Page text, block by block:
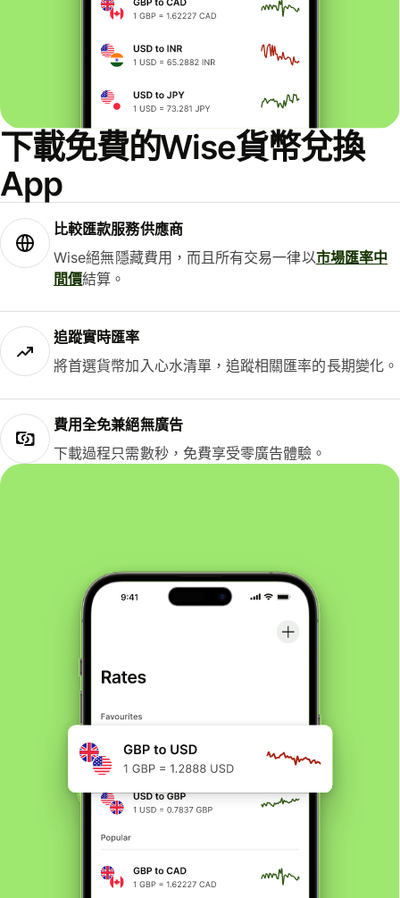
下載免費的Wise貨幣兌換
App
比較匯款服務供應商
Wise絕無隱藏費用，而且所有交易一律以市場匯率中
間價結算。
追蹤實時匯率
將首選貨幣加入心水清單，追蹤相關匯率的長期變化。
費用全免兼絕無廣告
下載過程只需數秒，免費享受零廣告體驗。